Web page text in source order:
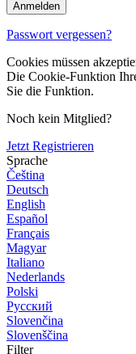
Passwort vergessen?
Cookies müssen
Die Cookie-Funktion
Sie die Funktion.
Noch kein Mitglied?
Jetzt Registrieren
Sprache
Čeština
Deutsch
English
Español
Français
Magyar
Italiano
Nederlands
Polski
Русский
Slovenčina
Slovenščina
Filter